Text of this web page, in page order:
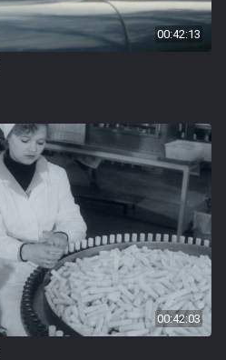
00:42:13
00:42:03